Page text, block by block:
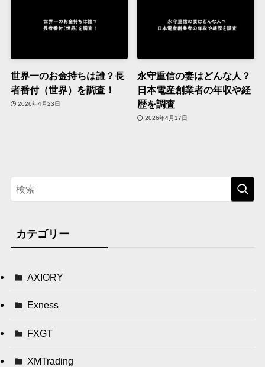
世界一のお金持ちは誰？長
者番付（世界）を調査！
2026年4月23日
永守重信の妻はどんな人？
日本電産創業者の年収や経
歴を調査
2026年4月17日
カテゴリー
AXIORY
Exness
FXGT
XMTrading